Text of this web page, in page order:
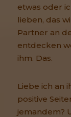
etwas oder
lieben, das
Partner an
entdecken
ihm. Das.
Liebe ich an
positive
jemandem?